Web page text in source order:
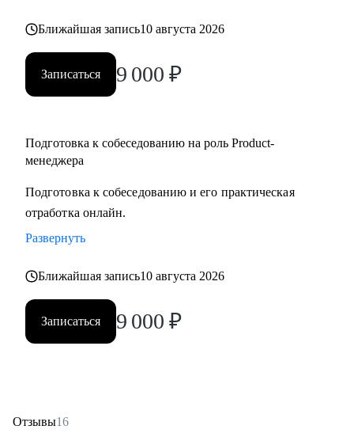
• Для уже опытных специалистов в сфере Project/Product- и
Bizdev-менеджеров, которые хотят расти
Ближайшая запись10 августа 2026
Записаться 9 000 ₽
Подготовка к собеседованию на роль Product-
менеджера
Подготовка к собеседованию и его практическая
отработка онлайн.
Развернуть
Ближайшая запись10 августа 2026
Записаться 9 000 ₽
Отзывы16